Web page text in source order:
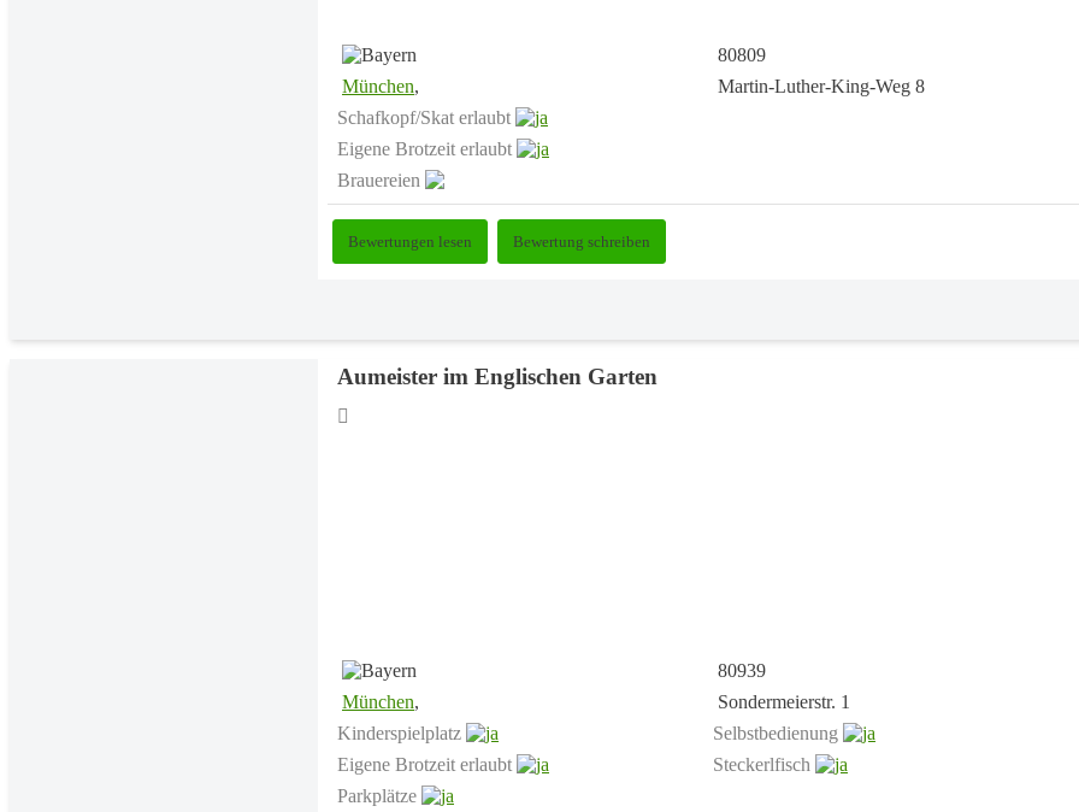
80809
München,
Martin-Luther-King-Weg 8
Schafkopf/Skat erlaubt
Eigene Brotzeit erlaubt
Brauereien
Bewertungen lesen Bewertung schreiben
Aumeister im Englischen Garten
80939
München,
Sondermeierstr. 1
Kinderspielplatz
Selbstbedienung
Eigene Brotzeit erlaubt
Steckerlfisch
Parkplätze